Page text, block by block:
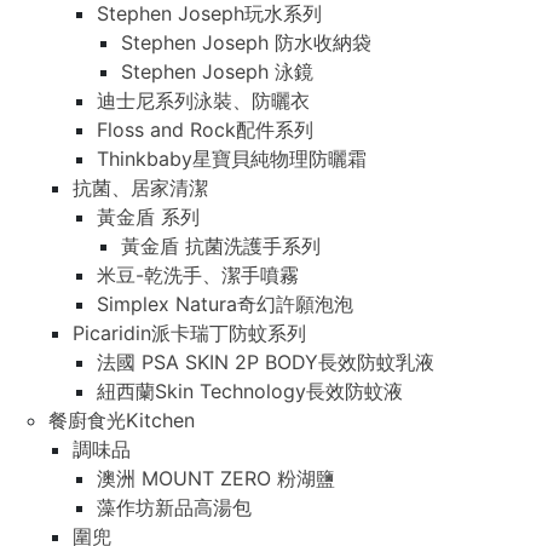
Stephen Joseph玩水系列
Stephen Joseph 防水收納袋
Stephen Joseph 泳鏡
迪士尼系列泳裝、防曬衣
Floss and Rock配件系列
Thinkbaby星寶貝純物理防曬霜
抗菌、居家清潔
黃金盾 系列
黃金盾 抗菌洗護手系列
米豆-乾洗手、潔手噴霧
Simplex Natura奇幻許願泡泡
Picaridin派卡瑞丁防蚊系列
法國 PSA SKIN 2P BODY長效防蚊乳液
紐西蘭Skin Technology長效防蚊液
餐廚食光Kitchen
調味品
澳洲 MOUNT ZERO 粉湖鹽
藻作坊新品高湯包
圍兜